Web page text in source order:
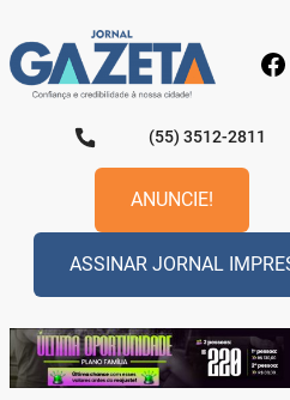
para
o
conteúdo
(55) 3512-2811
ANUNCIE!
ASSINAR JORNAL